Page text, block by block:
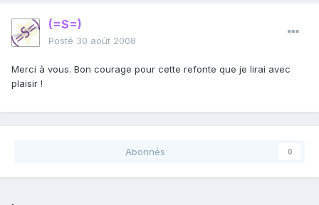
(=S=)
Posté 30 août 2008
Merci à vous. Bon courage pour cette refonte que je lirai avec
plaisir !
Abonnés 0